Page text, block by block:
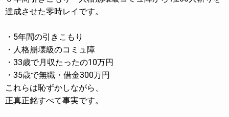
達成させた零時レイです。
・5年間の引きこもり
・人格崩壊級のコミュ障
・33歳で月収たったの10万円
・35歳で無職・借金300万円
これらは恥ずかしながら、
正真正銘すべて事実です。